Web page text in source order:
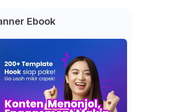
Ebook